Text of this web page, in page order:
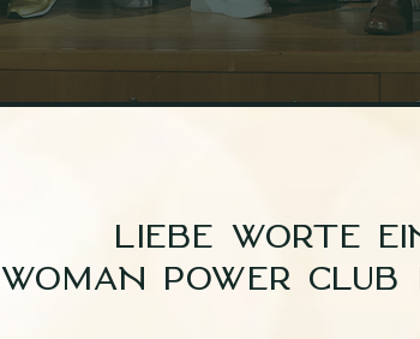
LIEBE WORTE
WOMAN POWER CLUB